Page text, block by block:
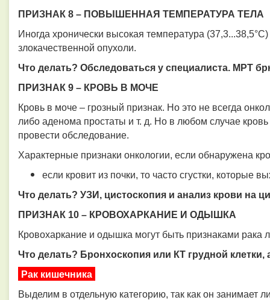
ПРИЗНАК 8 – ПОВЫШЕННАЯ ТЕМПЕРАТУРА ТЕЛА
Иногда хронически высокая температура
злокачественной опухоли.
Что делать? Обследоваться у специалиста. МРТ
ПРИЗНАК 9 – КРОВЬ В МОЧЕ
Кровь в моче – грозный признак. Но это не всегда
либо аденома простаты и т. д. Но в любом случае
провести обследование.
Характерные признаки онкологии, если обнаружена
если кровит из почки, то часто сгустки, которые
Что делать? УЗИ, цистоскопия и анализ крови на
ПРИЗНАК 10 – КРОВОХАРКАНИЕ И ОДЫШКА
Кровохаркание и одышка могут быть признаками рака
Что делать? Бронхоскопия или КТ грудной
Рак кишечника
Выделим в отдельную категорию, так как он занимает